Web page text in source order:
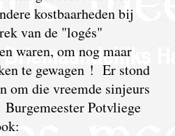
kostbaarheden bij
van de "logés"
waren, om nog maar
te gewagen ! Er stond
om die vreemde sinjeurs
Potvliege